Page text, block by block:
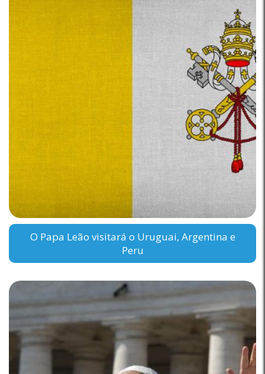
O Papa Leão visitará o Uruguai, Argentina e
Peru